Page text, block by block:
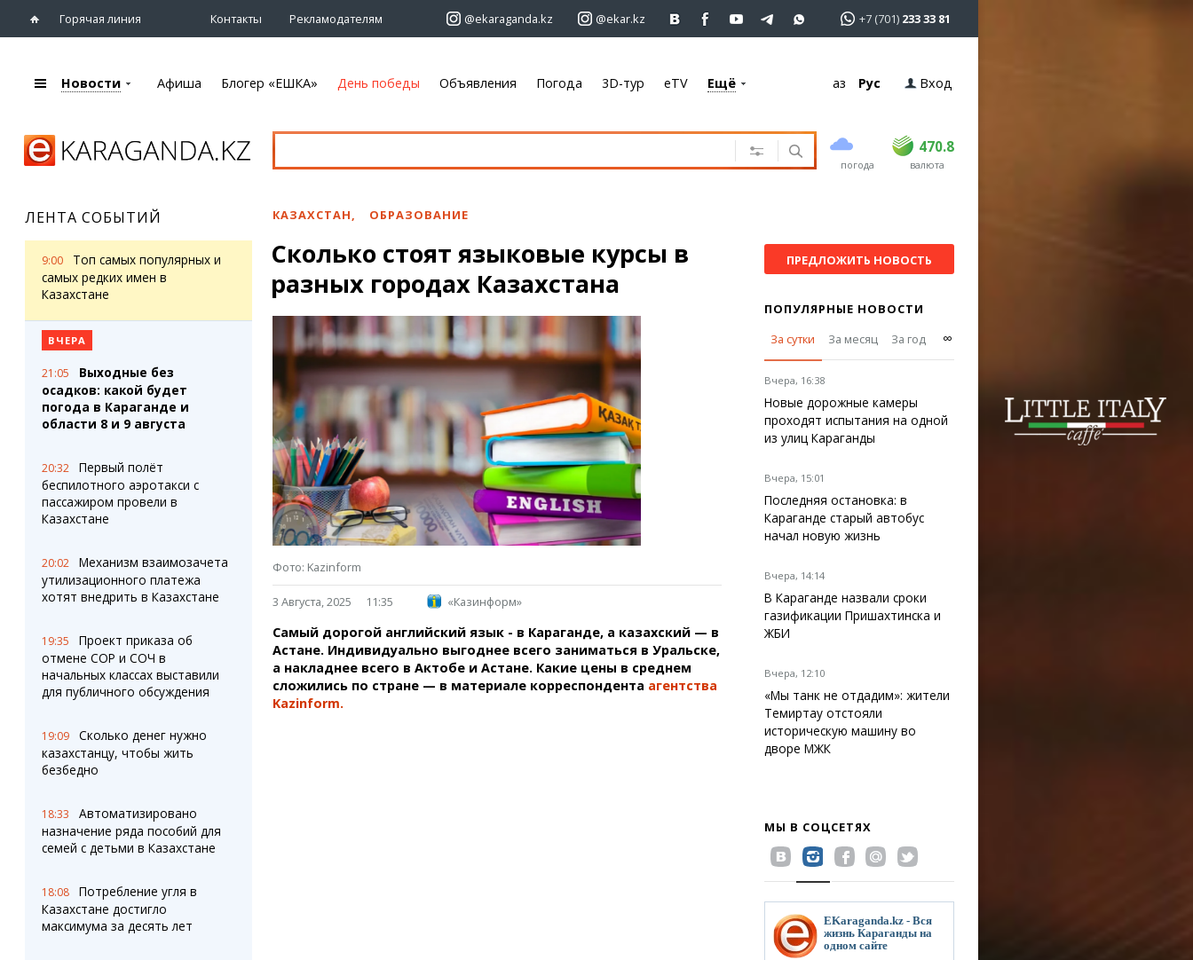
Горячая линия Контакты Рекламодателям @ekaraganda.kz @ekar.kz +7 (701) 233 33 81
Караганды
eTV
Рассылка новостей
Персоны
Афиша
Театры
Спорт
Выставки
Цирк и зоопарк
Объявления
Автомобили
Услуги
Электроника
Мебель
Лента блогера
Штрихи
Фотокомиксы
Ешкин гороскоп
Карты
Web-камеры
Пробки
Карта Караганды
Организации
Мой участковый
Перекрытие дорог
Погода
Караганда
Темиртау
Балхаш
Жезказган
Медиа
Видео
3D-тур
Сервисы
Переводчик
Справочник
Расписание транспорта
Каталог компаний
Купить шины, легко!
Новости Афиша Блогер «ЕШКА» День победы Объявления Погода 3D-тур eTV Ещё Қаз Рус Вход
погода
470.8
USD 468.5 470.8
EUR валюта
ЛЕНТА СОБЫТИЙ
9:00
Топ самых популярных и
самых редких имен в
Казахстане
ВЧЕРА
21:05
Выходные без
осадков: какой будет
погода в Караганде и
области 8 и 9 августа
20:32
Первый полёт
беспилотного аэротакси с
пассажиром провели в
Казахстане
20:02
Механизм взаимозачета
утилизационного платежа
хотят внедрить в Казахстане
19:35
Проект приказа об
отмене СОР и СОЧ в
начальных классах выставили
для публичного обсуждения
19:09
Сколько денег нужно
казахстанцу, чтобы жить
безбедно
18:33
Автоматизировано
назначение ряда пособий для
семей с детьми в Казахстане
18:08
Потребление угля в
Казахстане достигло
максимума за десять лет
КАЗАХСТАН, ОБРАЗОВАНИЕ
Сколько стоят языковые курсы в
разных городах Казахстана
Фото: Kazinform
3 Августа, 2025 11:35 «Казинформ»
Самый дорогой английский язык - в Караганде, а казахский — в
Астане. Индивидуально выгоднее всего заниматься в Уральске,
а накладнее всего в Актобе и Астане. Какие цены в среднем
сложились по стране — в материале корреспондента агентства
Kazinform.
ПРЕДЛОЖИТЬ НОВОСТЬ
ПОПУЛЯРНЫЕ НОВОСТИ
За сутки
За месяц За год ∞
Вчера, 16:38
Новые дорожные камеры
проходят испытания на одной
из улиц Караганды
Вчера, 15:01
Последняя остановка: в
Караганде старый автобус
начал новую жизнь
Вчера, 14:14
В Караганде назвали сроки
газификации Пришахтинска и
ЖБИ
Вчера, 12:10
«Мы танк не отдадим»: жители
Темиртау отстояли
историческую машину во
дворе МЖК
МЫ В СОЦСЕТЯХ
EKaraganda.kz - Вся
жизнь Караганды на
одном сайте